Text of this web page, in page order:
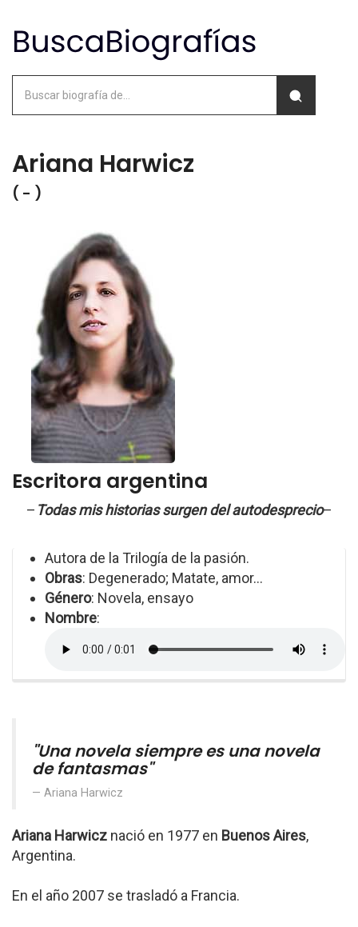
Ariana Harwicz
( - )
Escritora argentina
– Todas mis historias surgen del autodesprecio–
Autora de la Trilogía de la pasión.
Obras: Degenerado; Matate, amor...
Género: Novela, ensayo
Nombre:
"Una novela siempre es una novela
de fantasmas"
Ariana Harwicz
Ariana Harwicz nació en 1977 en Buenos Aires,
Argentina.
En el año 2007 se trasladó a Francia.